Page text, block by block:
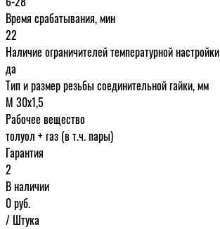
Время срабатывания, мин
22
Наличие ограничителей температурной настройки
да
Тип и размер резьбы соединительной гайки, мм
М 30х1,5
Рабочее вещество
толуол + газ (в т.ч. пары)
Гарантия
2
В наличии
0руб.
/ Штука